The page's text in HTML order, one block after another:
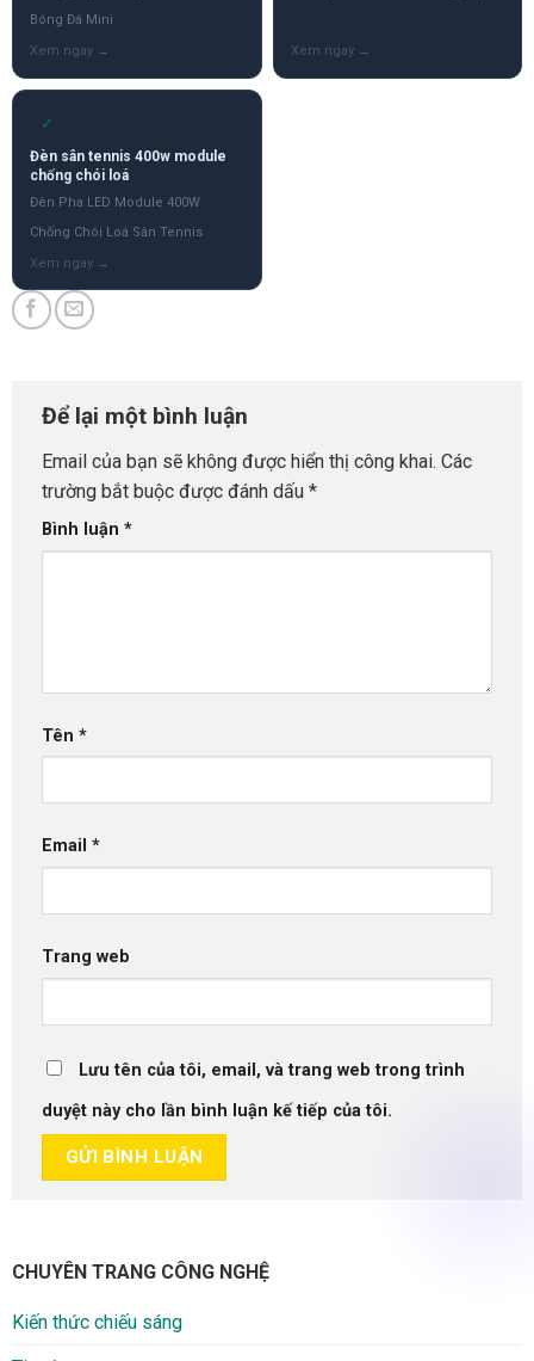
Bóng Đá Mini
✓
Đèn sân tennis 400w module
chống chói loá
Đèn Pha LED Module 400W
Chống Chói Loá Sân Tennis
Để lại một bình luận
Email của bạn sẽ không được hiển thị công khai. Các
trường bắt buộc được đánh dấu *
Bình luận *
Tên *
Email *
Trang web
Lưu tên của tôi, email, và trang web trong trình
duyệt này cho lần bình luận kế tiếp của tôi.
CHUYÊN TRANG CÔNG NGHỆ
Kiến thức chiếu sáng